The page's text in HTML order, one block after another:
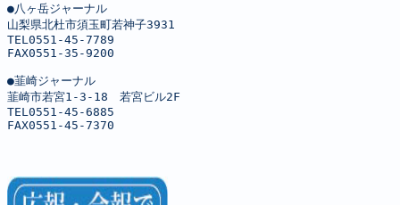
●八ヶ岳ジャーナル
山梨県北杜市須玉町若神子3931
TEL0551-45-7789
FAX0551-35-9200
●韮崎ジャーナル
韮崎市若宮1-3-18　若宮ビル2F
TEL0551-45-6885
FAX0551-45-7370